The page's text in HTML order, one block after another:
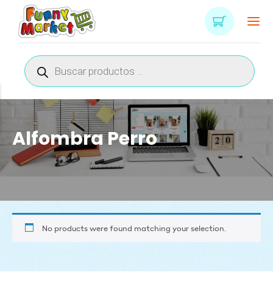
Búsqueda
de
productos
Alfombra Perro
No products were found matching your selection.